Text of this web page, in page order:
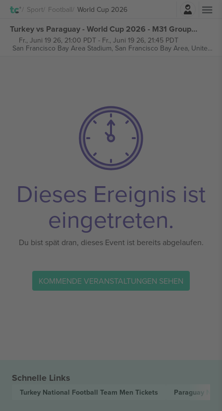
Sport Football World Cup 2026Einloggen
Turkey vs Paraguay - World Cup 2026 - M31 Group D tickets
Fr., Juni 19 26, 21:00 PDT- Fr., Juni 19 26, 21:45 PDT
San Francisco Bay Area Stadium, San Francisco Bay Area, United States
Dieses Ereignis ist
eingetreten.
Du bist spät dran, dieses Event ist bereits abgelaufen.
KOMMENDE VERANSTALTUNGEN SEHEN
Schnelle Links
Turkey National Football Team Men Tickets Paraguay